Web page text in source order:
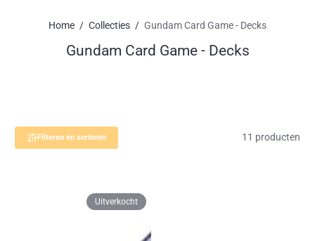
Home Collecties Gundam Card Game - Decks
Gundam Card Game - Decks
Filteren en sorteren 11 producten
Uitverkocht